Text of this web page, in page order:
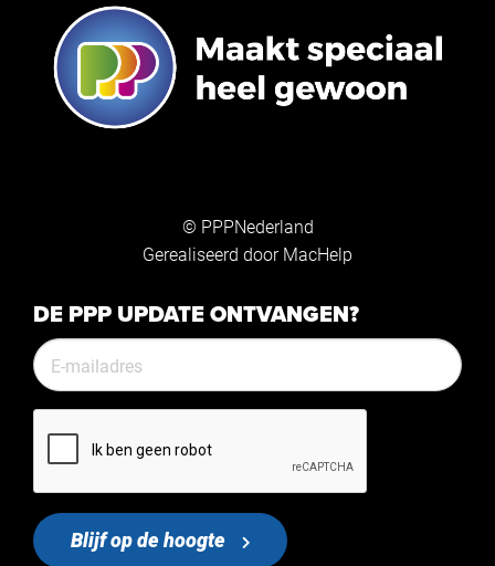
© PPPNederland
Gerealiseerd doorMacHelp
DE PPP UPDATE ONTVANGEN?
Blijf op de hoogte